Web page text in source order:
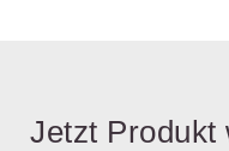
Jetzt Produkt